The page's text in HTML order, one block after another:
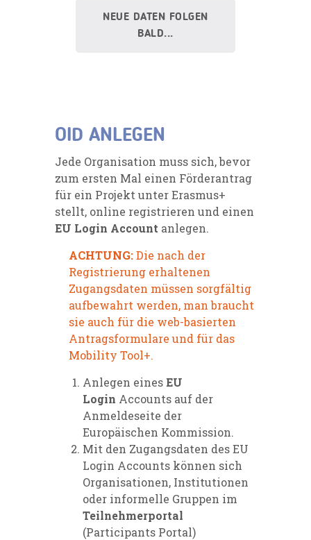
NEUE DATEN FOLGEN
BALD...
OID ANLEGEN
Jede Organisation muss sich, bevor
zum ersten Mal einen Förderantrag
für ein Projekt unter Erasmus+
stellt, online registrieren und einen
EU Login Account anlegen.
ACHTUNG:Die nach der
Registrierung erhaltenen
Zugangsdaten müssen sorgfältig
aufbewahrt werden, man braucht
sie auch für die web-basierten
Antragsformulare und für das
Mobility Tool+.
Anlegen einesEU
Login Accounts auf der
Anmeldeseite der
Europäischen Kommission.
Mit den Zugangsdaten des EU
Login Accounts können sich
Organisationen, Institutionen
oder informelle Gruppen im
Teilnehmerportal
(Participants Portal)